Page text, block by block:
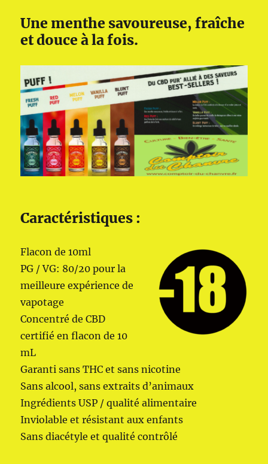
Une menthe savoureuse, fraîche
et douce à la fois.
Caractéristiques :
Flacon de 10ml
PG / VG: 80/20 pour la
meilleure expérience de
vapotage
Concentré de CBD
certifié en flacon de 10
mL
Garanti sans THC et sans nicotine
Sans alcool, sans extraits d’animaux
Ingrédients USP / qualité alimentaire
Inviolable et résistant aux enfants
Sans diacétyle et qualité contrôlé